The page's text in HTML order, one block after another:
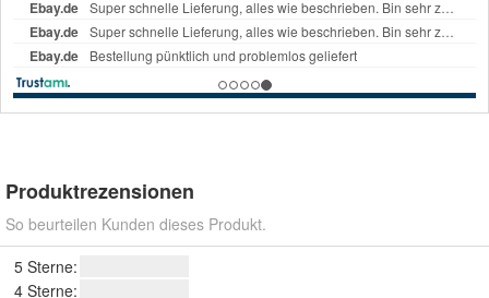
Produktrezensionen
So beurteilen Kunden dieses Produkt.
5 Sterne:
4 Sterne: